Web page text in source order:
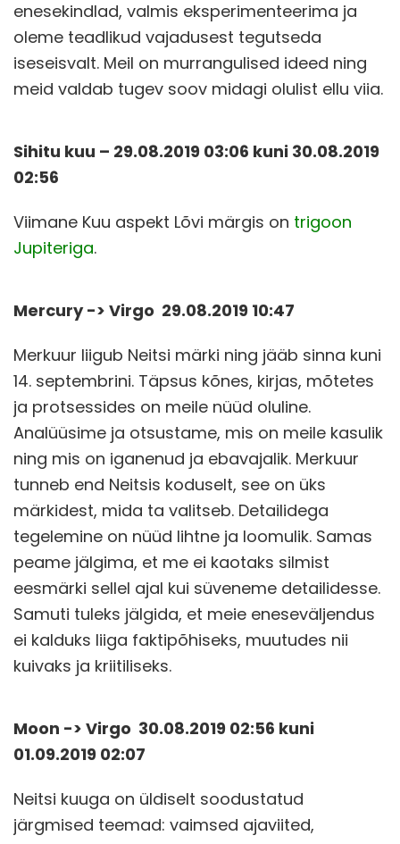
enesekindlad, valmis eksperimenteerima ja
oleme teadlikud vajadusest tegutseda
iseseisvalt. Meil on murrangulised ideed ning
meid valdab tugev soov midagi olulist ellu viia.
Sihitu kuu – 29.08.2019 03:06 kuni 30.08.2019
02:56
Viimane Kuu aspekt Lõvi märgis on trigoon
Jupiteriga.
Mercury -> Virgo 29.08.2019 10:47
Merkuur liigub Neitsi märki ning jääb sinna kuni
14. septembrini. Täpsus kõnes, kirjas, mõtetes
ja protsessides on meile nüüd oluline.
Analüüsime ja otsustame, mis on meile kasulik
ning mis on iganenud ja ebavajalik. Merkuur
tunneb end Neitsis koduselt, see on üks
märkidest, mida ta valitseb. Detailidega
tegelemine on nüüd lihtne ja loomulik. Samas
peame jälgima, et me ei kaotaks silmist
eesmärki sellel ajal kui süveneme detailidesse.
Samuti tuleks jälgida, et meie eneseväljendus
ei kalduks liiga faktipõhiseks, muutudes nii
kuivaks ja kriitiliseks.
Moon -> Virgo 30.08.2019 02:56 kuni
01.09.2019 02:07
Neitsi kuuga on üldiselt soodustatud
järgmised teemad: vaimsed ajaviited,